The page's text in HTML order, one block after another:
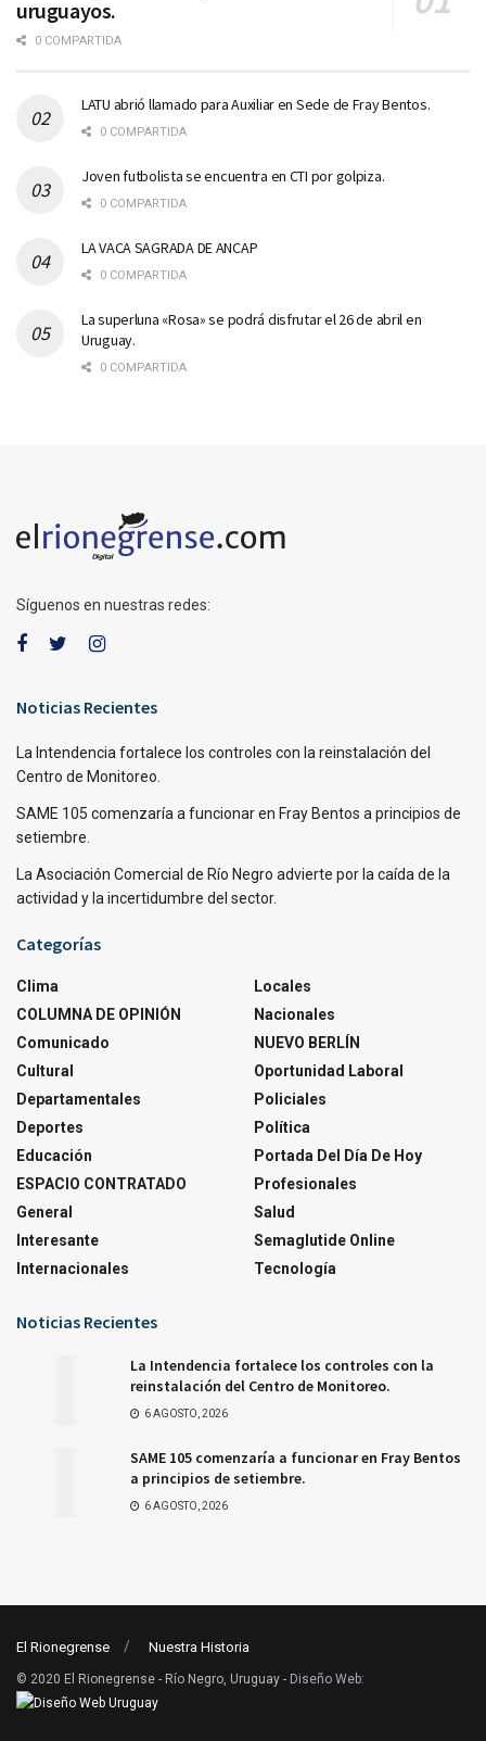
uruguayos.
0 COMPARTIDA
LATU abrió llamado para Auxiliar en Sede de Fray Bentos.
0 COMPARTIDA
Joven futbolista se encuentra en CTI por golpiza.
0 COMPARTIDA
LA VACA SAGRADA DE ANCAP
0 COMPARTIDA
La superluna «Rosa» se podrá disfrutar el 26 de abril en
Uruguay.
0 COMPARTIDA
Síguenos en nuestras redes:
Noticias Recientes
La Intendencia fortalece los controles con la reinstalación del
Centro de Monitoreo.
SAME 105 comenzaría a funcionar en Fray Bentos a principios de
setiembre.
La Asociación Comercial de Río Negro advierte por la caída de la
actividad y la incertidumbre del sector.
Categorías
Clima
COLUMNA DE OPINIÓN
Comunicado
Cultural
Departamentales
Deportes
Educación
ESPACIO CONTRATADO
General
Interesante
Internacionales
Locales
Nacionales
NUEVO BERLÍN
Oportunidad Laboral
Policiales
Política
Portada Del Día De Hoy
Profesionales
Salud
Semaglutide Online
Tecnología
Noticias Recientes
La Intendencia fortalece los controles con la
reinstalación del Centro de Monitoreo.
6 AGOSTO, 2026
SAME 105 comenzaría a funcionar en Fray Bentos
a principios de setiembre.
6 AGOSTO, 2026
El Rionegrense Nuestra Historia
© 2020 El Rionegrense - Río Negro, Uruguay - Diseño Web: